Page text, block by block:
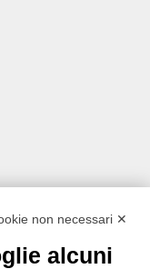
non necessari ✕
alcuni